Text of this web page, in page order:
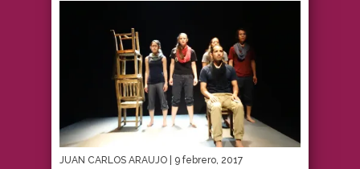
JUAN CARLOS ARAUJO | 9 febrero, 2017